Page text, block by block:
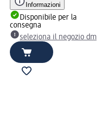
Informazioni
Disponibile per la
consegna
seleziona il negozio dm